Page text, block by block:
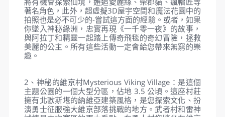
『珍珠奇幻主題樂園』於2014年11月開幕，佔地面
海龜水族館，已被認定為VinWonders的最佳代表象
徵。來到這個充滿活力的娛樂天堂，你可以在清涼的
水中盡情玩耍，或是搭乘著刺激又冒險的遊樂設施，
讓你無時無刻都歡樂開懷。主題樂園有 6 個分區，代